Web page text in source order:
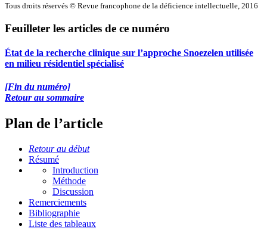
Tous droits réservés © Revue francophone de la déficience intellectuelle, 2016
Feuilleter les articles de ce numéro
État de la recherche clinique sur l’approche Snoezelen utilisée
en milieu résidentiel spécialisé
[Fin du numéro]
Retour au sommaire
Plan de l’article
Retour au début
Résumé
Introduction
Méthode
Discussion
Remerciements
Bibliographie
Liste des tableaux